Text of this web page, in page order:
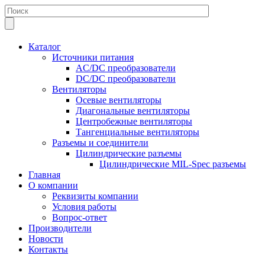
Каталог
Источники питания
AC/DC преобразователи
DC/DC преобразователи
Вентиляторы
Осевые вентиляторы
Диагональные вентиляторы
Центробежные вентиляторы
Тангенциальные вентиляторы
Разъемы и соединители
Цилиндрические разъемы
Цилиндрические MIL-Spec разъемы
Главная
О компании
Реквизиты компании
Условия работы
Вопрос-ответ
Производители
Новости
Контакты